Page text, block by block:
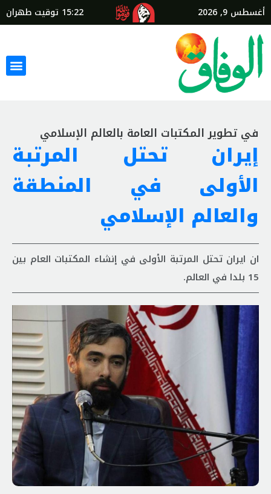
أغسطس 9, 2026 15:22 توقيت طهران
في تطویر المکتبات العامة بالعالم الإسلامي
إیران تحتل المرتبة
الأولی في المنطقة
والعالم الإسلامي
ان ایران تحتل المرتبة الأولی في إنشاء المکتبات العام بین
15 بلدا في العالم.